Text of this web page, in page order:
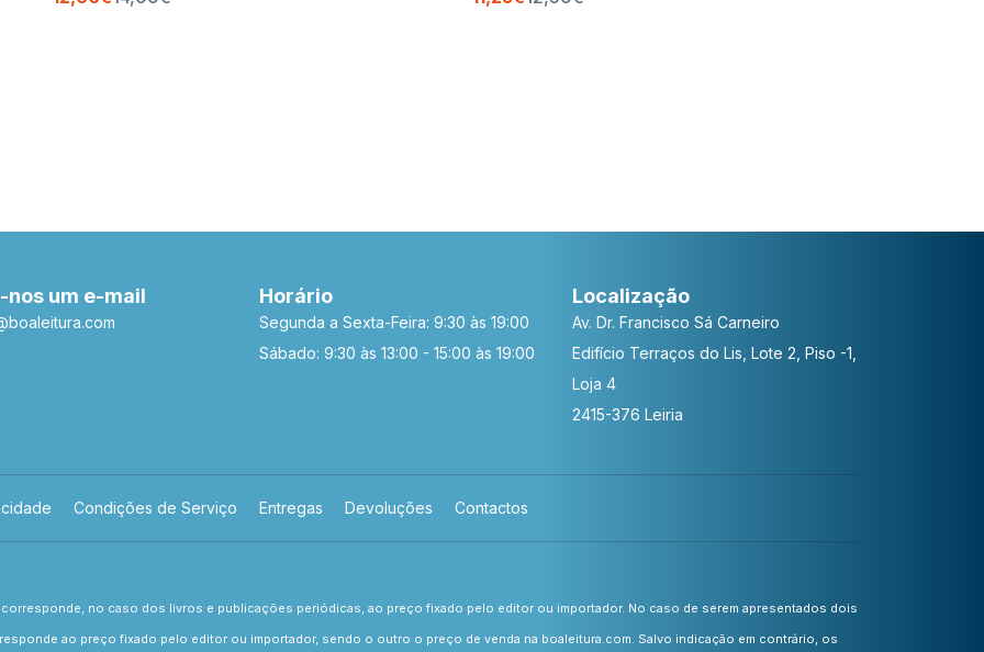
nos um e-mail Horário
Segunda a Sexta-Feira: 9:30 às 19:00
Sábado: 9:30 às 13:00 - 15:00 às 19:00
Localização
Av. Dr. Francisco Sá Carneiro
Edifício Terraços do Lis, Lote 2, Piso -1,
Loja 4
2415-376 Leiria
Condições de Serviço Entregas Devoluções Contactos
no caso dos livros e publicações periódicas, ao preço fixado pelo editor ou importador. No caso de serem apresentados dois
ao preço fixado pelo editor ou importador, sendo o outro o preço de venda na boaleitura.com. Salvo indicação em contrário, os